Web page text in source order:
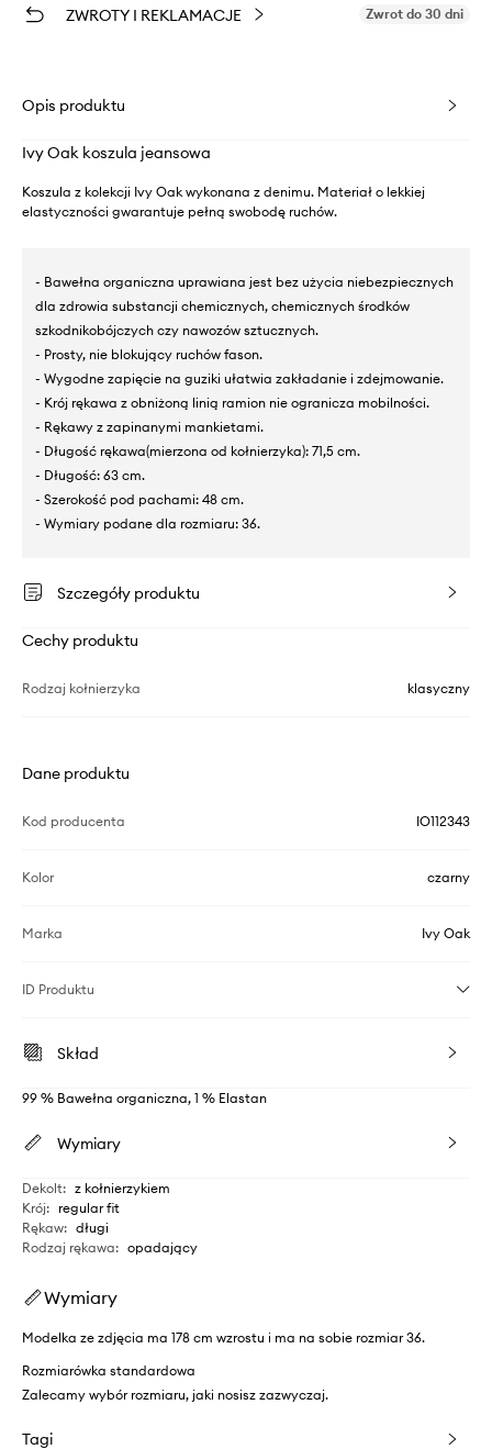
ZWROTY I REKLAMACJE Zwrot do 30 dni
Opis produktu
Ivy Oak koszula jeansowa
Koszula z kolekcji Ivy Oak wykonana z denimu. Materiał o lekkiej
elastyczności gwarantuje pełną swobodę ruchów.
- Bawełna organiczna uprawiana jest bez użycia niebezpiecznych
dla zdrowia substancji chemicznych, chemicznych środków
szkodnikobójczych czy nawozów sztucznych.
- Prosty, nie blokujący ruchów fason.
- Wygodne zapięcie na guziki ułatwia zakładanie i zdejmowanie.
- Krój rękawa z obniżoną linią ramion nie ogranicza mobilności.
- Rękawy z zapinanymi mankietami.
- Długość rękawa(mierzona od kołnierzyka): 71,5 cm.
- Długość: 63 cm.
- Szerokość pod pachami: 48 cm.
- Wymiary podane dla rozmiaru: 36.
Szczegóły produktu
Cechy produktu
Rodzaj kołnierzyka klasyczny
Dane produktu
Kod producenta IO112343
Kolor czarny
Marka Ivy Oak
ID Produktu
Skład
99 % Bawełna organiczna, 1 % Elastan
Wymiary
Dekolt: z kołnierzykiem
Krój: regular fit
Rękaw: długi
Rodzaj rękawa: opadający
Wymiary
Modelka ze zdjęcia ma 178 cm wzrostu i ma na sobie rozmiar 36.
Rozmiarówka standardowa
Zalecamy wybór rozmiaru, jaki nosisz zazwyczaj.
Tagi